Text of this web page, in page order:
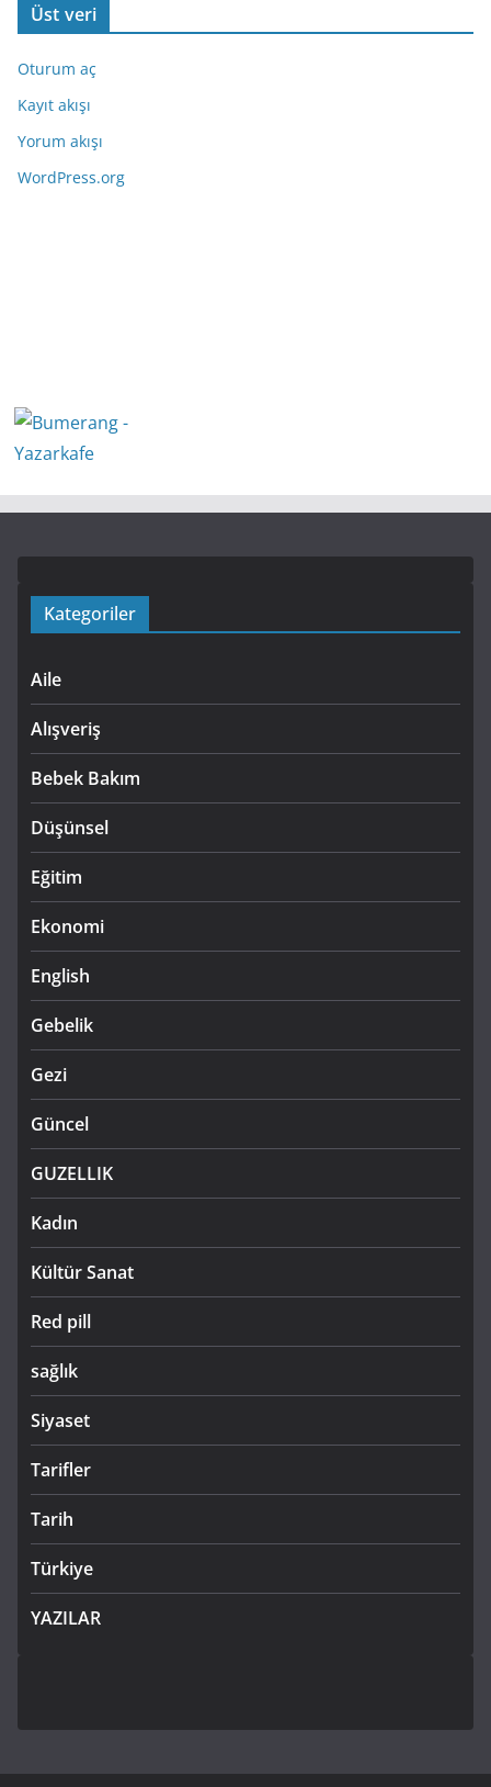
Üst veri
Oturum aç
Kayıt akışı
Yorum akışı
WordPress.org
Kategoriler
Aile
Alışveriş
Bebek Bakım
Düşünsel
Eğitim
Ekonomi
English
Gebelik
Gezi
Güncel
GUZELLIK
Kadın
Kültür Sanat
Red pill
sağlık
Siyaset
Tarifler
Tarih
Türkiye
YAZILAR